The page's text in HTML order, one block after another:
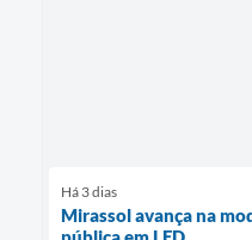
Há 3 dias
Mirassol avança na